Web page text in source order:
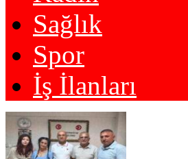
Sağlık
Spor
İş İlanları